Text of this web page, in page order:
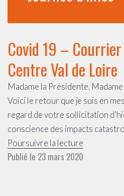
Covid 19 –
Centre Val de Loire
Madame la Présidente,
Voici le retour que je suis en
regard de votre sollicitation
conscience des impacts
Poursuivre la lecture
Publié le 23 mars 2020